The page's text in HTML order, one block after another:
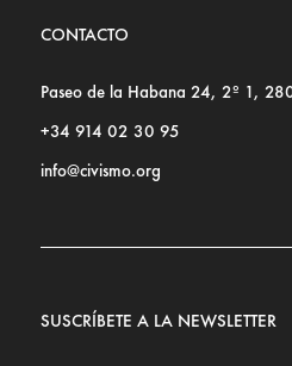
CONTACTO
Paseo de la Habana 24, 2º 1,
+34 914 02 30 95
info@civismo.org
SUSCRÍBETE A LA NEWSLETTER